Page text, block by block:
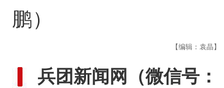
鹏）
【编辑：袁晶】
兵团新闻网
（微信号：